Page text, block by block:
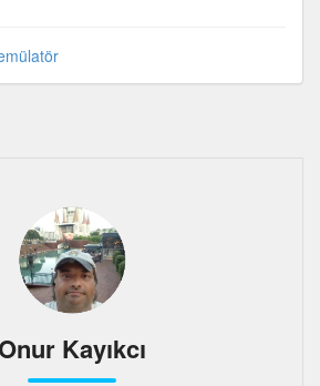
Onur Kayıkcı